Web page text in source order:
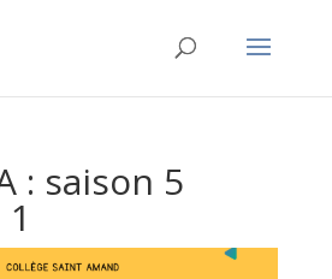
: saison 5